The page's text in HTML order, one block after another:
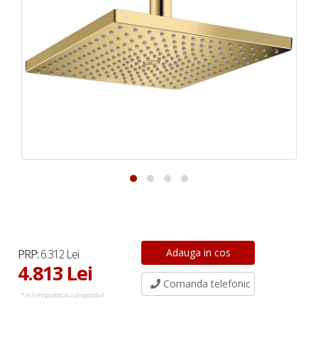
PRP:6.312 Lei
4.813 Lei
*in limita stocului disponibil
Comanda telefonic